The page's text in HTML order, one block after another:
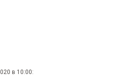
в 10:00: